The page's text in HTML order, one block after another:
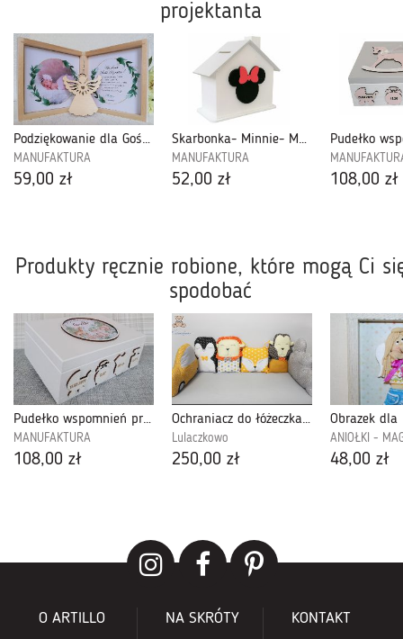
projektanta
Podziękowanie dla Gości Komunia z Aniołkiem-PGCH12A
MANUFAKTURA
59,00 zł
Skarbonka- Minnie- Mmc15
MANUFAKTURA
52,00 zł 108,00 zł
Produkty ręcznie robione, które mogą Ci
spodobać
Pudełko wspomnień prezent na Chrzest- PwL02
MANUFAKTURA
108,00 zł
Ochraniacz do łóżeczka zwierzątka muszt-szary
Lulaczkowo
250,00 zł
ANIOŁKI -
48,00 zł
O ARTILLO NA SKRÓTY KONTAKT